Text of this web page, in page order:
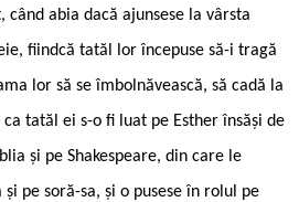
abia dacă ajunsese la vârsta
fiindcă tatăl lor începuse să-i tragă
lor să se îmbolnăvească, să cadă la
tatăl ei s-o fi luat pe Esther însăși de
și pe Shakespeare, din care le
pe soră-sa, și o pusese în rolul pe